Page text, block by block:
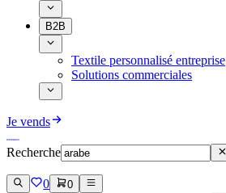
B2B
Textile personnalisé entreprise
Solutions commerciales
Je vends
Recherche
0 0